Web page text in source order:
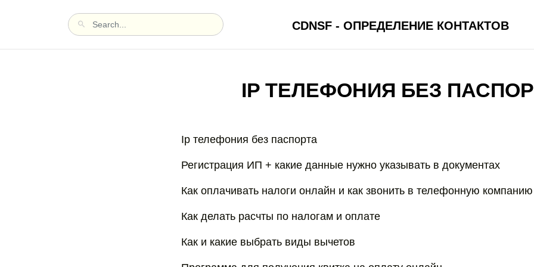
CDNSF - ОПРЕДЕЛЕНИЕ КОНТАКТОВ
IP ТЕЛЕФОНИЯ БЕЗ
Ip телефония без паспорта
Регистрация ИП + какие данные нужно указывать в документах
Как оплачивать налоги онлайн и как звонить в телефонную компанию
Как делать расчты по налогам и оплате
Как и какие выбрать виды вычетов